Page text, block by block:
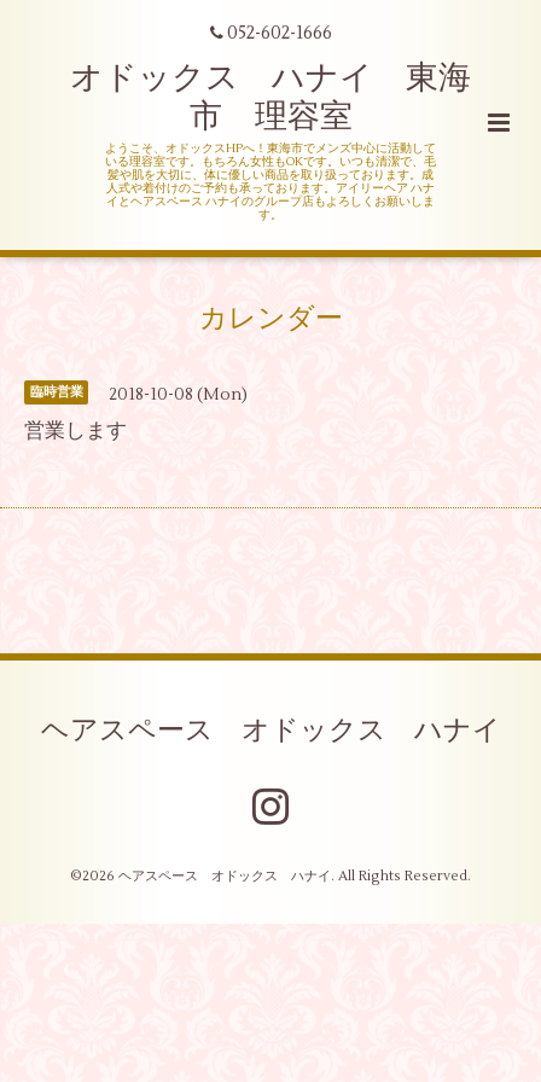
052-602-1666
オドックス ハナイ 東海
市 理容室
ようこそ、オドックスHPへ！東海市でメンズ中心に活動して
いる理容室です。もちろん女性もOKです。いつも清潔で、毛
髪や肌を大切に、体に優しい商品を取り扱っております。成
人式や着付けのご予約も承っております。アイリーヘア ハナ
イとヘアスペース ハナイのグループ店もよろしくお願いしま
す。
カレンダー
臨時営業 2018-10-08 (Mon)
営業します
ヘアスペース オドックス ハナイ
©2026 ヘアスペース オドックス ハナイ . All Rights Reserved.